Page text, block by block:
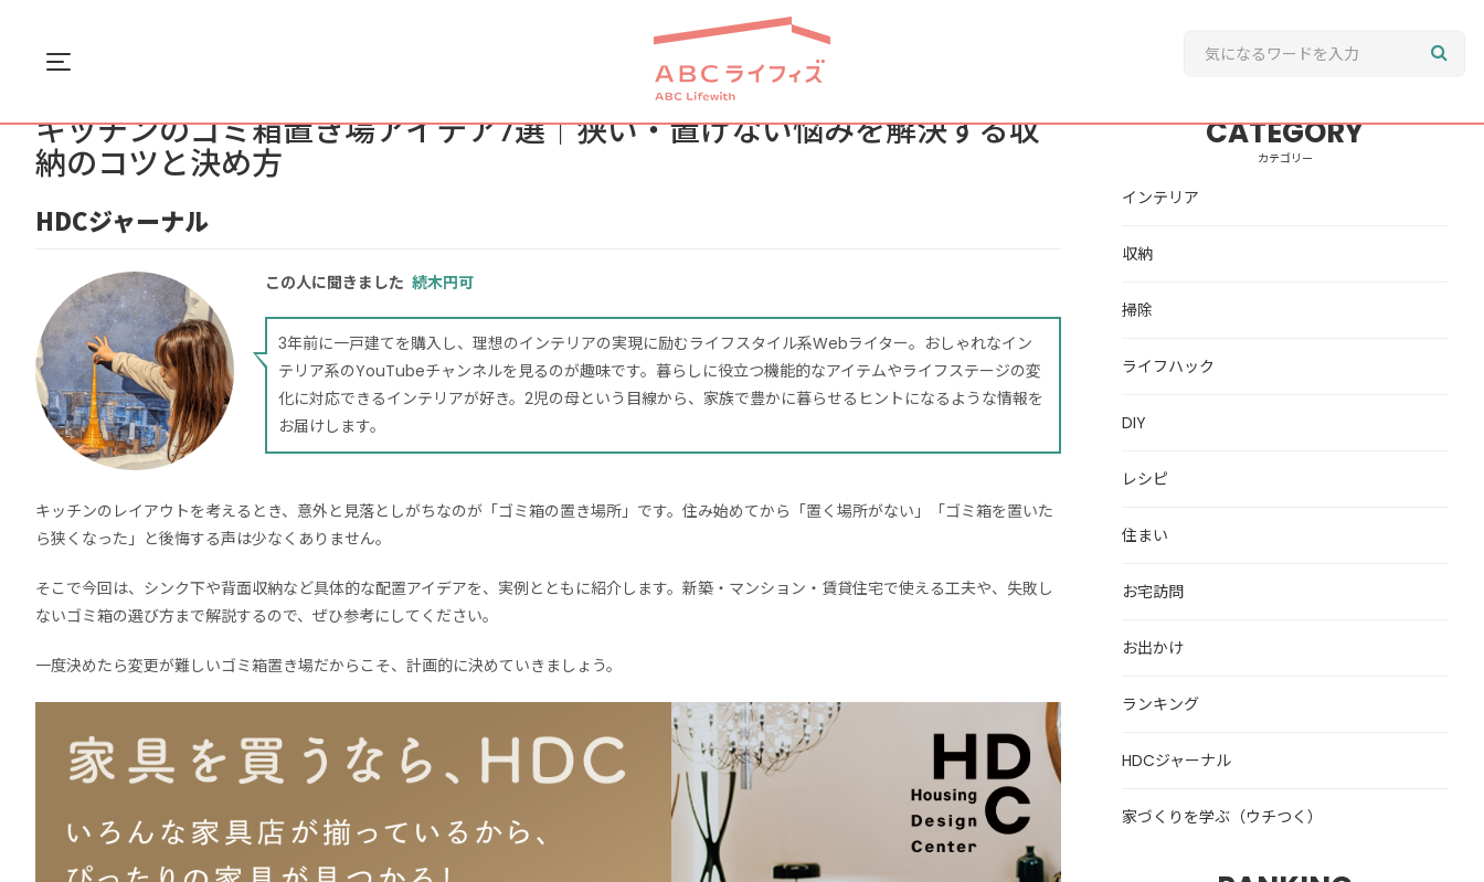
Menu
キッチンのゴミ箱置き場アイデア7選｜狭い・置けない悩みを解決する収
納のコツと決め方
HDCジャーナル
この人に聞きました 続木円可
3年前に一戸建てを購入し、理想のインテリアの実現に励むライフスタイル系Webライター。おしゃれなイン
テリア系のYouTubeチャンネルを見るのが趣味です。暮らしに役立つ機能的なアイテムやライフステージの変
化に対応できるインテリアが好き。2児の母という目線から、家族で豊かに暮らせるヒントになるような情報を
お届けします。
キッチンのレイアウトを考えるとき、意外と見落としがちなのが「ゴミ箱の置き場所」です。住み始めてから「置く場所がない」「ゴミ箱を置いた
ら狭くなった」と後悔する声は少なくありません。
そこで今回は、シンク下や背面収納など具体的な配置アイデアを、実例とともに紹介します。新築・マンション・賃貸住宅で使える工夫や、失敗し
ないゴミ箱の選び方まで解説するので、ぜひ参考にしてください。
一度決めたら変更が難しいゴミ箱置き場だからこそ、計画的に決めていきましょう。
CATEGORY
カテゴリー
インテリア
収納
掃除
ライフハック
DIY
レシピ
住まい
お宅訪問
お出かけ
ランキング
HDCジャーナル
家づくりを学ぶ（ウチつく）